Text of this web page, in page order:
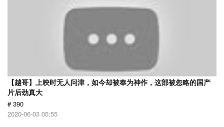
【越哥】上映时无人问津，如今却被奉为神作，这部被忽略的国产
片后劲真大
# 390
2020-06-03 05:55